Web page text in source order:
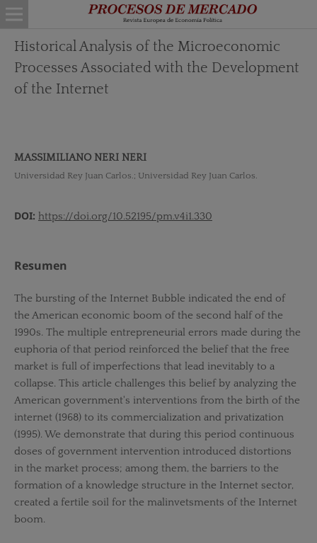
Historical Analysis of the Microeconomic
Processes Associated with the Development
of the Internet
MASSIMILIANO NERI NERI
Universidad Rey Juan Carlos.; Universidad Rey Juan Carlos.
DOI: https://doi.org/10.52195/pm.v4i1.330
Resumen
The bursting of the Internet Bubble indicated the end of
the American economic boom of the second half of the
1990s. The multiple entrepreneurial errors made during the
euphoria of that period reinforced the belief that the free
market is full of imperfections that lead inevitably to a
collapse. This article challenges this belief by analyzing the
American government's interventions from the birth of the
internet (1968) to its commercialization and privatization
(1995). We demonstrate that during this period continuous
doses of government intervention introduced distortions
in the market process; among them, the barriers to the
formation of a knowledge structure in the Internet sector,
created a fertile soil for the malinvetsments of the Internet
boom.